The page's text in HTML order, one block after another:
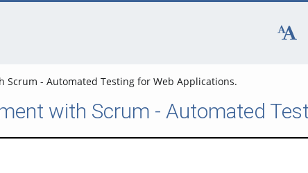
- Automated Testing for Web Applications.
with Scrum - Automated